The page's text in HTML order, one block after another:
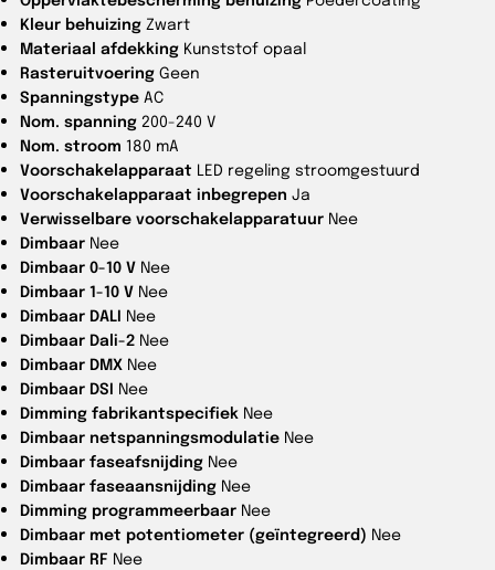
Kleur behuizing Zwart
Materiaal afdekking Kunststof opaal
Rasteruitvoering Geen
Spanningstype AC
Nom. spanning 200-240 V
Nom. stroom 180 mA
Voorschakelapparaat LED regeling stroomgestuurd
Voorschakelapparaat inbegrepen Ja
Verwisselbare voorschakelapparatuur Nee
Dimbaar Nee
Dimbaar 0-10 V Nee
Dimbaar 1-10 V Nee
Dimbaar DALI Nee
Dimbaar Dali-2 Nee
Dimbaar DMX Nee
Dimbaar DSI Nee
Dimming fabrikantspecifiek Nee
Dimbaar netspanningsmodulatie Nee
Dimbaar faseafsnijding Nee
Dimbaar faseaansnijding Nee
Dimming programmeerbaar Nee
Dimbaar met potentiometer (geïntegreerd) Nee
Dimbaar RF Nee